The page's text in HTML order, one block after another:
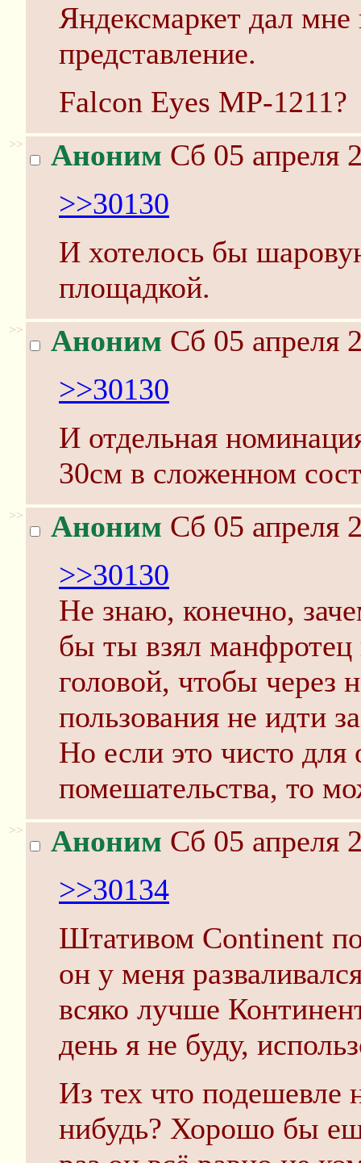
Яндексмаркет дал
представление.
Falcon Eyes MP-1211?
>> Аноним Сб 05 апреля
>>30130
И хотелось бы
площадкой.
>> Аноним Сб 05 апреля
>>30130
И отдельная
30см в сложенном
>> Аноним Сб 05 апреля
>>30130
Не знаю, конечно,
бы ты взял
головой, чтобы через
пользования не идти
Но если это чисто для
помешательства, то
>> Аноним Сб 05 апреля
>>30134
Штативом Continent
он у меня
всяко лучше
день я не буду,
Из тех что подешевле
нибудь? Хорошо бы